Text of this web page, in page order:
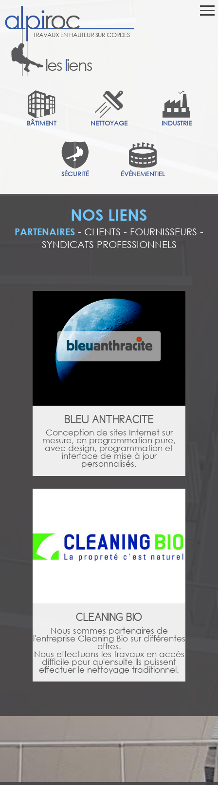
TRAVAUX EN HAUTEUR SUR CORDES
les liens
BÂTIMENT NETTOYAGE INDUSTRIE
SÉCURITÉ ÉVÉNEMENTIEL
NOS LIENS
PARTENAIRES - CLIENTS - FOURNISSEURS -
SYNDICATS PROFESSIONNELS
BLEU ANTHRACITE
Conception de sites Internet sur
mesure, en programmation pure,
avec design, programmation et
interface de mise à jour
personnalisés.
CLEANING BIO
Nous sommes partenaires de
l'entreprise Cleaning Bio sur différentes
offres.
Nous effectuons les travaux en accès
difficile pour qu'ensuite ils puissent
effectuer le nettoyage traditionnel.